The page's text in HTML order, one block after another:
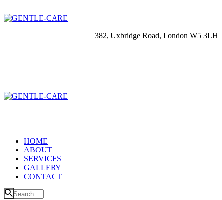
382, Uxbridge Road, London W5 3LH
HOME
ABOUT
SERVICES
GALLERY
CONTACT